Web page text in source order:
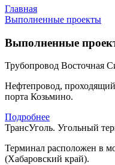
Главная
Выполненные проекты
Выполненные
Трубопровод Восточная
Нефтепровод,
порта Козьмино.
Подробнее
ТрансУголь. Угольный
Терминал расположен в
(Хабаровский край).